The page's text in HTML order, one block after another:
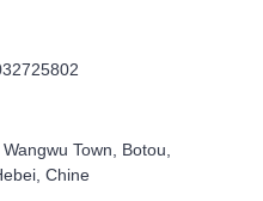
Town, Botou,
Chine